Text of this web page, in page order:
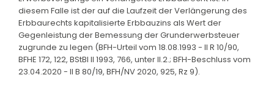
diesem Falle ist der auf die Laufzeit der Verlängerung des
Erbbaurechts kapitalisierte Erbbauzins als Wert der
Gegenleistung der Bemessung der Grunderwerbsteuer
zugrunde zu legen (BFH-Urteil vom 18.08.1993 - II R 10/90,
BFHE 172, 122, BStBl II 1993, 766, unter II.2.; BFH-Beschluss vom
23.04.2020 - II B 80/19, BFH/NV 2020, 925, Rz 9).